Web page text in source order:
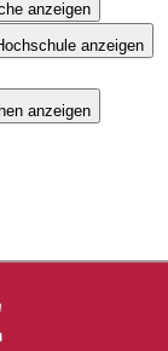
anzeigen
anzeigen
anzeigen